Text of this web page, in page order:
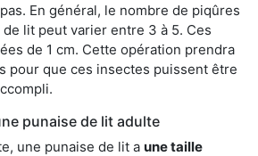
En général, le nombre de piqûres
lit peut varier entre 3 à 5. Ces
de 1 cm. Cette opération prendra
pour que ces insectes puissent être
punaise de lit adulte
une punaise de lit a une taille